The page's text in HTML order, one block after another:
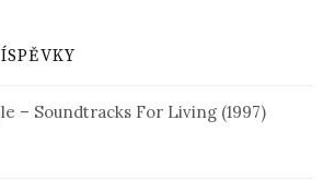
– Soundtracks For Living (1997)